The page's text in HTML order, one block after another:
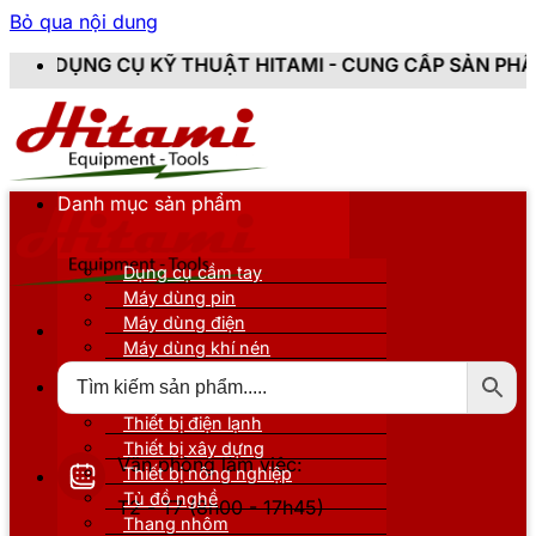
Bỏ qua nội dung
HITAMI - CUNG CẤP SẢN PHẨM CHÍNH HÃNG,
Văn phòng làm việc:
T2 - T7 (8h00 - 17h45)
Danh mục sản phẩm
Dụng cụ cầm tay
Máy dùng pin
Máy dùng điện
Máy dùng khí nén
Thiết bị nâng đỡ
Thiết bị điện lạnh
Thiết bị xây dựng
Thiết bị nông nghiệp
Tủ đồ nghề
Thang nhôm